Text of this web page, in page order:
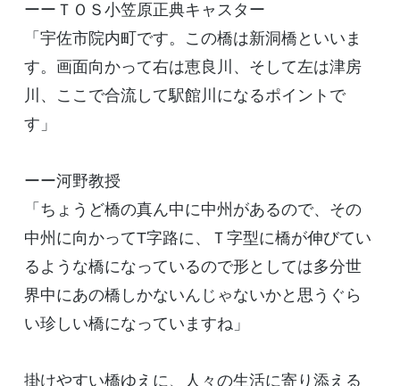
ーーＴＯＳ小笠原正典キャスター
「宇佐市院内町です。この橋は新洞橋といいま
す。画面向かって右は恵良川、そして左は津房
川、ここで合流して駅館川になるポイントで
す」
ーー河野教授
「ちょうど橋の真ん中に中州があるので、その
中州に向かってT字路に、Ｔ字型に橋が伸びてい
るような橋になっているので形としては多分世
界中にあの橋しかないんじゃないかと思うぐら
い珍しい橋になっていますね」
掛けやすい橋ゆえに、人々の生活に寄り添える